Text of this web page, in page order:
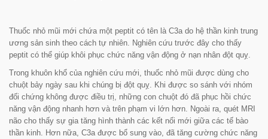
Thuốc nhỏ mũi mới chứa một peptit có tên là C3a do hệ thần kinh trung
ương sản sinh theo cách tự nhiên. Nghiên cứu trước đây cho thấy
peptit có thể giúp khôi phục chức năng vận động ở nạn nhân đột quỵ.
Trong khuôn khổ của nghiên cứu mới, thuốc nhỏ mũi được dùng cho
chuột bảy ngày sau khi chúng bị đột quỵ. Khi được so sánh với nhóm
đối chứng không được điều trị, những con chuột đó đã phục hồi chức
năng vận động nhanh hơn và trên phạm vi lớn hơn. Ngoài ra, quét MRI
não cho thấy sự gia tăng hình thành các kết nối mới giữa các tế bào
thần kinh. Hơn nữa, C3a được bổ sung vào, đã tăng cường chức năng